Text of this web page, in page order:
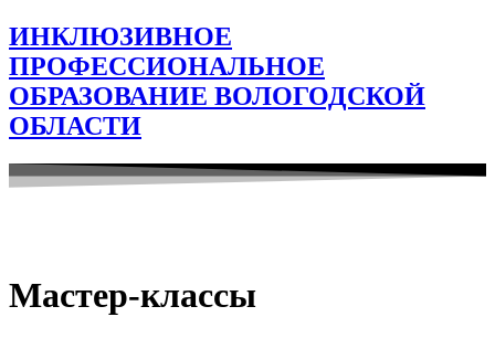
ИНКЛЮЗИВНОЕ
ПРОФЕССИОНАЛЬНОЕ
ОБРАЗОВАНИЕ ВОЛОГОДСКОЙ
ОБЛАСТИ
Мастер-классы